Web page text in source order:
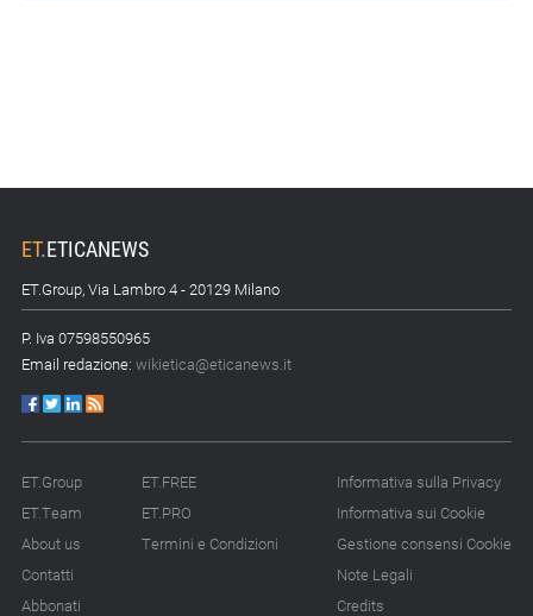
ET.ETICANEWS
ET.Group, Via Lambro 4 - 20129 Milano
P. Iva 07598550965
Email redazione: wikietica@eticanews.it
ET.Group
ET.Team
About us
Contatti
Abbonati
ET.FREE
ET.PRO
Termini e Condizioni
Informativa sulla Privacy
Informativa sui Cookie
Gestione consensi Cookie
Note Legali
Credits